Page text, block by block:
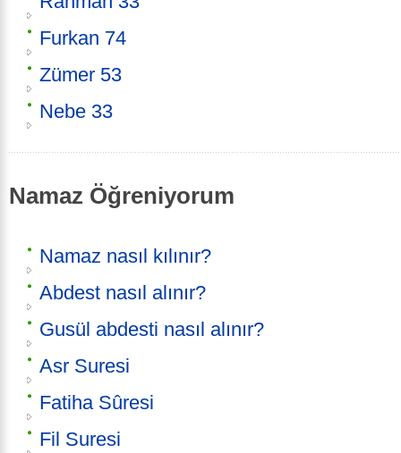
Furkan 74
Zümer 53
Nebe 33
Namaz Öğreniyorum
Namaz nasıl kılınır?
Abdest nasıl alınır?
Gusül abdesti nasıl alınır?
Asr Suresi
Fatiha Sûresi
Fil Suresi